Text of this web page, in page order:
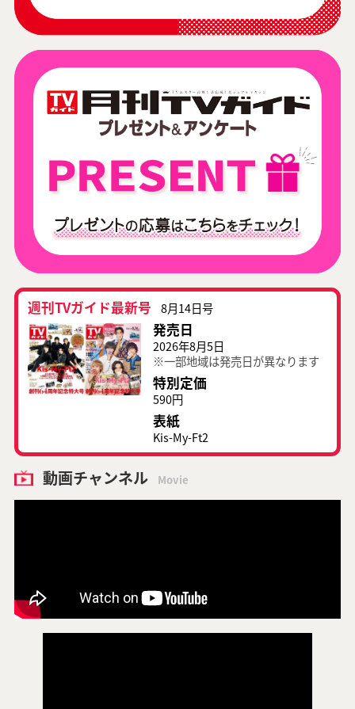
週刊TVガイド最新号 8月14日号
発売日
2026年8月5日
※一部地域は発売日が異なります
特別定価
590円
表紙
Kis-My-Ft2
動画チャンネル Movie